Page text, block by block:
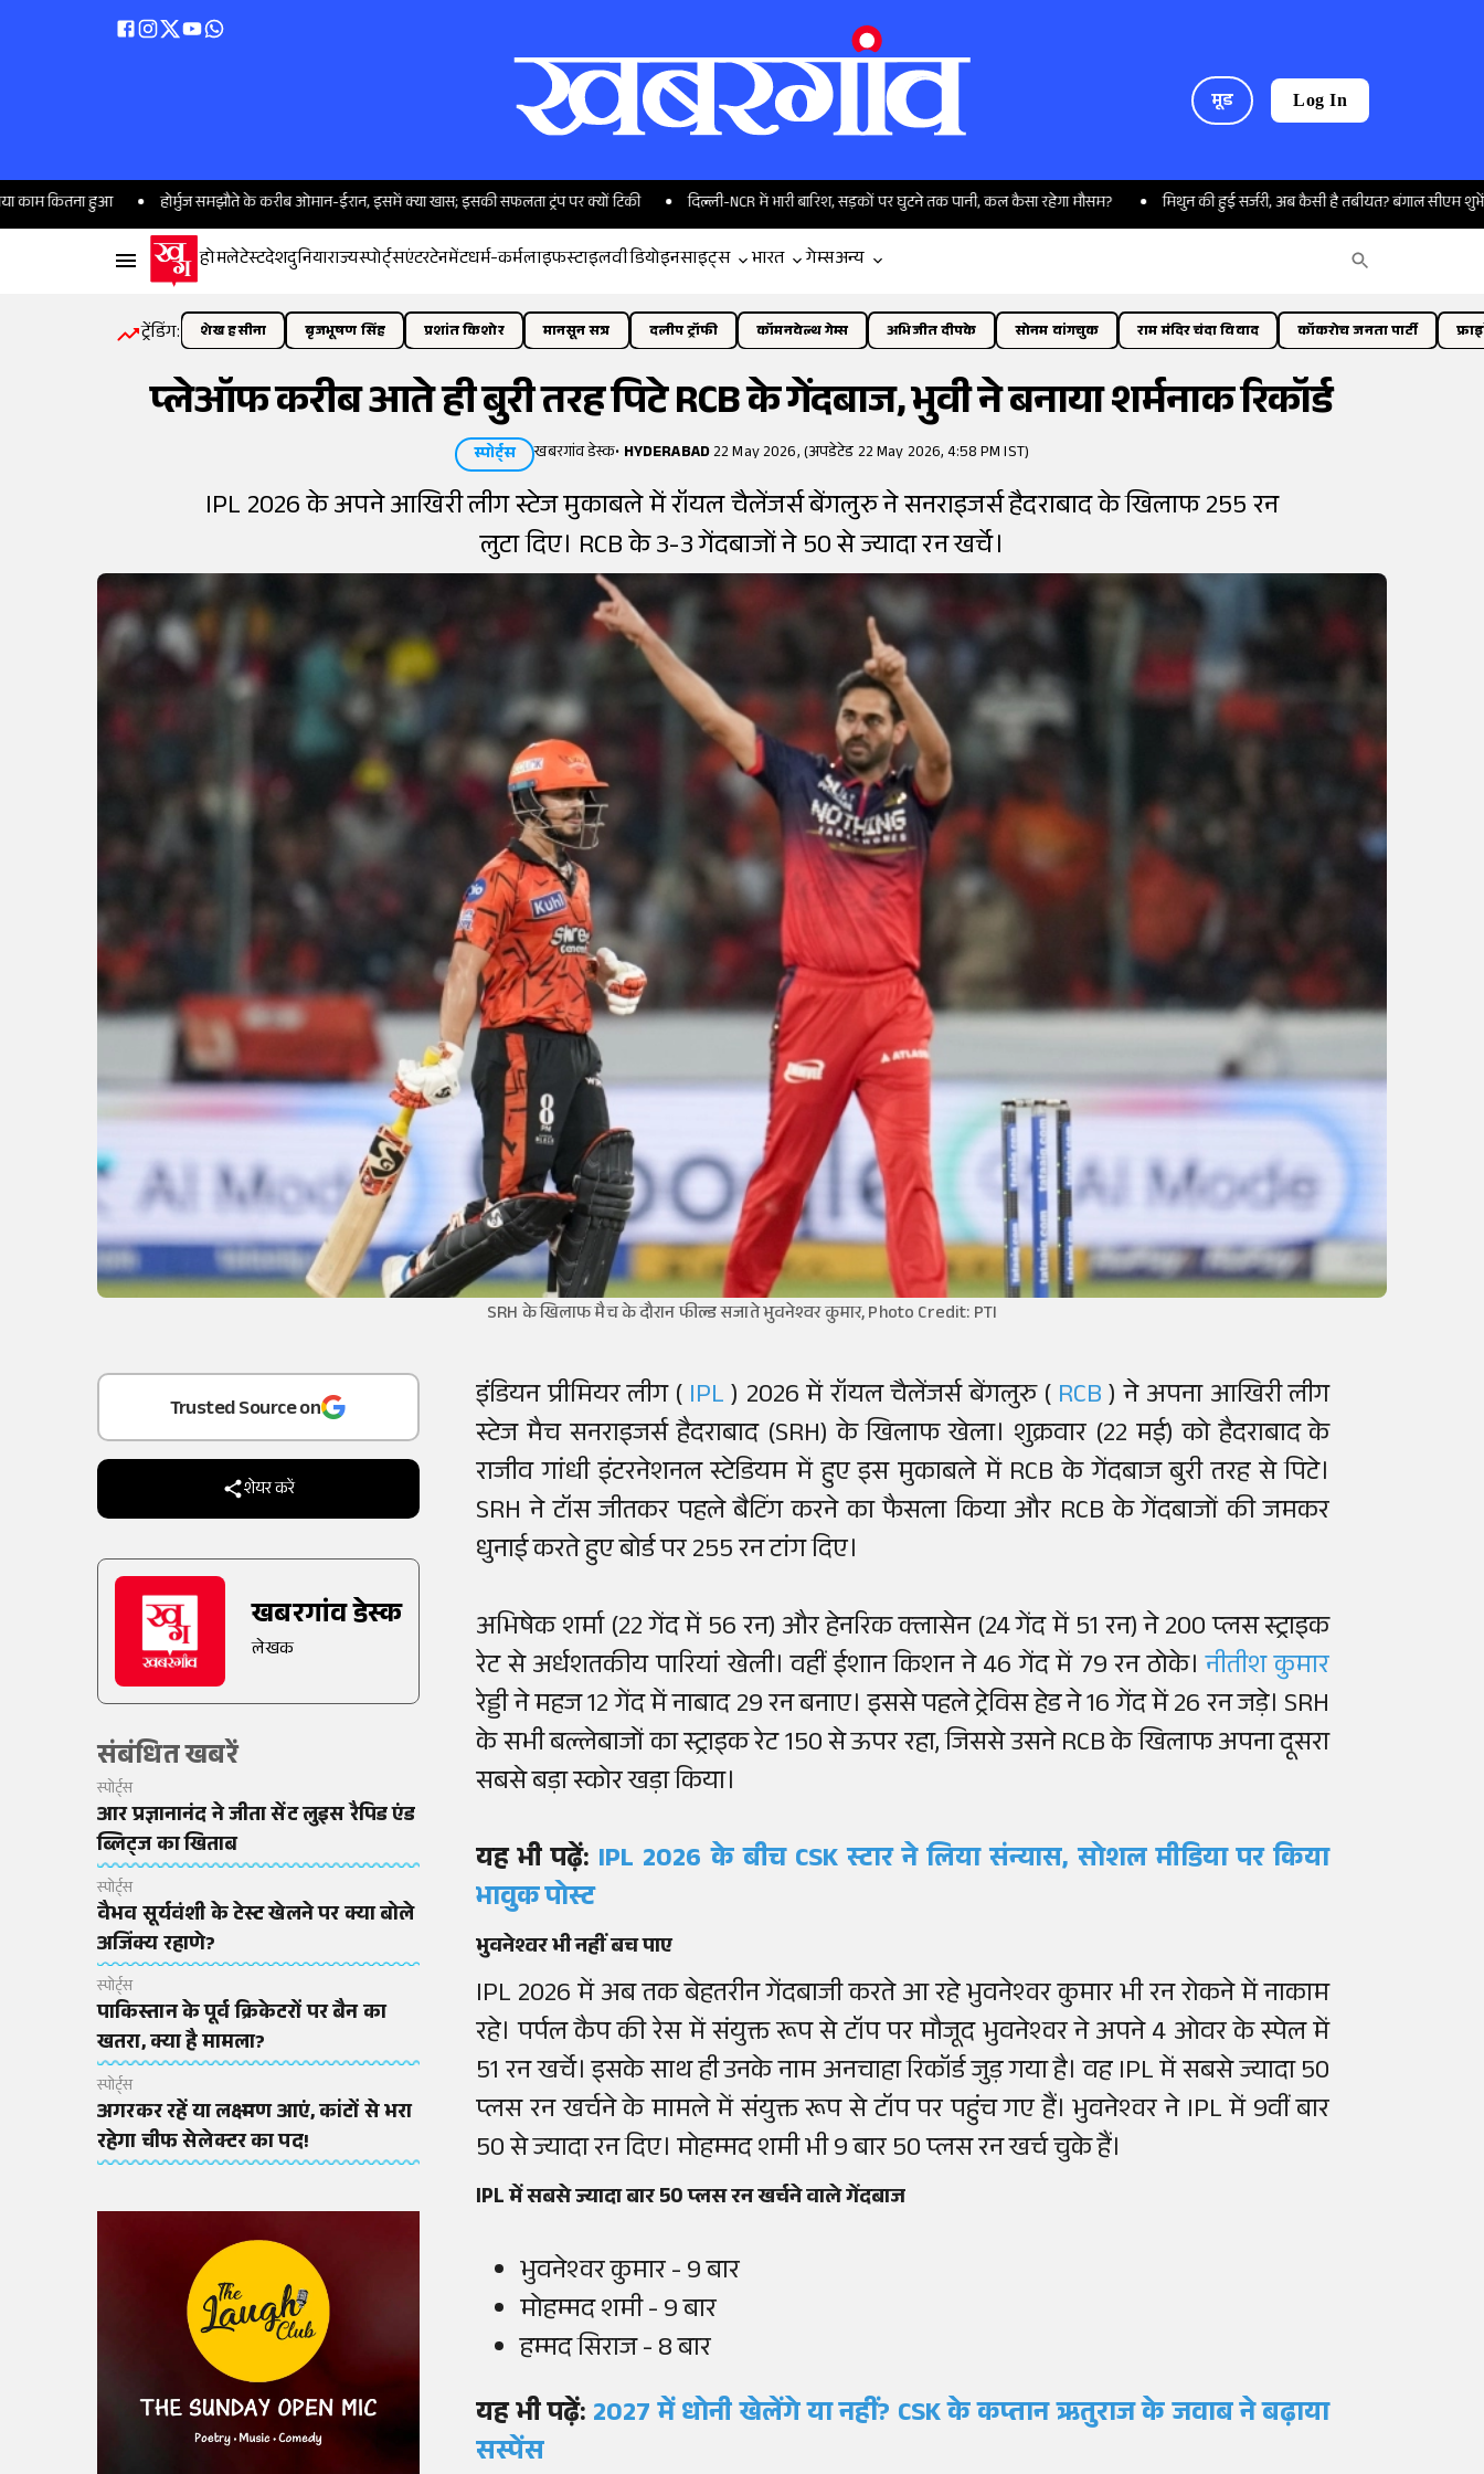
मूड Log In
हुआ होर्मुज समझौते के करीब ओमान-ईरान, इसमें क्या खास; इसकी सफलता ट्रंप पर क्यों टिकी दिल्ली-NCR में भारी बारिश, सड़कों पर घुटने तक पानी, कल कैसा रहेगा मौसम? मिथुन की हुई सर्जरी, अब कैसी है तबीयत? बंगाल सीएम शुभेंदु अधिकारी
होमलेटेस्टदेशदुनियाराज्यस्पोर्ट्सएंटरटेनमेंटधर्म-कर्मलाइफस्टाइलवीडियोइनसाइट्स भारत गेम्सअन्य
ट्रेंडिंग: शेख हसीना बृजभूषण सिंह प्रशांत किशोर मानसून सत्र दलीप ट्रॉफी कॉमनवेल्थ गेम्स अभिजीत दीपके सोनम वांगचुक राम मंदिर चंदा विवाद कॉकरोच जनता पार्टी
प्लेऑफ करीब आते ही बुरी तरह पिटे RCB के गेंदबाज, भुवी ने बनाया शर्मनाक रिकॉर्ड
स्पोर्ट्स खबरगांव डेस्क• HYDERABAD22 May 2026, (अपडेटेड 22 May 2026, 4:58 PM IST)
IPL 2026 के अपने आखिरी लीग स्टेज मुकाबले में रॉयल चैलेंजर्स बेंगलुरु ने सनराइजर्स हैदराबाद के खिलाफ 255 रन
लुटा दिए। RCB के 3-3 गेंदबाजों ने 50 से ज्यादा रन खर्चे।
SRH के खिलाफ मैच के दौरान फील्ड सजाते भुवनेश्वर कुमार, Photo Credit: PTI
Trusted Source on
शेयर करें
खबरगांव डेस्क
लेखक
संबंधित खबरें
स्पोर्ट्स
आर प्रज्ञानानंद ने जीता सेंट लुइस रैपिड एंड
ब्लिट्ज का खिताब
स्पोर्ट्स
वैभव सूर्यवंशी के टेस्ट खेलने पर क्या बोले
अजिंक्य रहाणे?
स्पोर्ट्स
पाकिस्तान के पूर्व क्रिकेटरों पर बैन का
खतरा, क्या है मामला?
स्पोर्ट्स
अगरकर रहें या लक्ष्मण आएं, कांटों से भरा
रहेगा चीफ सेलेक्टर का पद!
इंडियन प्रीमियर लीग (IPL) 2026 में रॉयल चैलेंजर्स बेंगलुरु (RCB) ने अपना आखिरी लीग
स्टेज मैच सनराइजर्स हैदराबाद (SRH) के खिलाफ खेला। शुक्रवार (22 मई) को हैदराबाद के
राजीव गांधी इंटरनेशनल स्टेडियम में हुए इस मुकाबले में RCB के गेंदबाज बुरी तरह से पिटे।
SRH ने टॉस जीतकर पहले बैटिंग करने का फैसला किया और RCB के गेंदबाजों की जमकर
धुनाई करते हुए बोर्ड पर 255 रन टांग दिए।
अभिषेक शर्मा (22 गेंद में 56 रन) और हेनरिक क्लासेन (24 गेंद में 51 रन) ने 200 प्लस स्ट्राइक
रेट से अर्धशतकीय पारियां खेली। वहीं ईशान किशन ने 46 गेंद में 79 रन ठोके।नीतीश कुमार
रेड्डी ने महज 12 गेंद में नाबाद 29 रन बनाए। इससे पहले ट्रेविस हेड ने 16 गेंद में 26 रन जड़े। SRH
के सभी बल्लेबाजों का स्ट्राइक रेट 150 से ऊपर रहा, जिससे उसने RCB के खिलाफ अपना दूसरा
सबसे बड़ा स्कोर खड़ा किया।
यह भी पढ़ें: IPL 2026 के बीच CSK स्टार ने लिया संन्यास, सोशल मीडिया पर किया
भावुक पोस्ट
भुवनेश्वर भी नहीं बच पाए
IPL 2026 में अब तक बेहतरीन गेंदबाजी करते आ रहे भुवनेश्वर कुमार भी रन रोकने में नाकाम
रहे। पर्पल कैप की रेस में संयुक्त रूप से टॉप पर मौजूद भुवनेश्वर ने अपने 4 ओवर के स्पेल में
51 रन खर्चे। इसके साथ ही उनके नाम अनचाहा रिकॉर्ड जुड़ गया है। वह IPL में सबसे ज्यादा 50
प्लस रन खर्चने के मामले में संयुक्त रूप से टॉप पर पहुंच गए हैं। भुवनेश्वर ने IPL में 9वीं बार
50 से ज्यादा रन दिए। मोहम्मद शमी भी 9 बार 50 प्लस रन खर्च चुके हैं।
IPL में सबसे ज्यादा बार 50 प्लस रन खर्चने वाले गेंदबाज
भुवनेश्वर कुमार - 9 बार
मोहम्मद शमी - 9 बार
हम्मद सिराज - 8 बार
यह भी पढ़ें:2027 में धोनी खेलेंगे या नहीं? CSK के कप्तान ऋतुराज के जवाब ने बढ़ाया
सस्पेंस